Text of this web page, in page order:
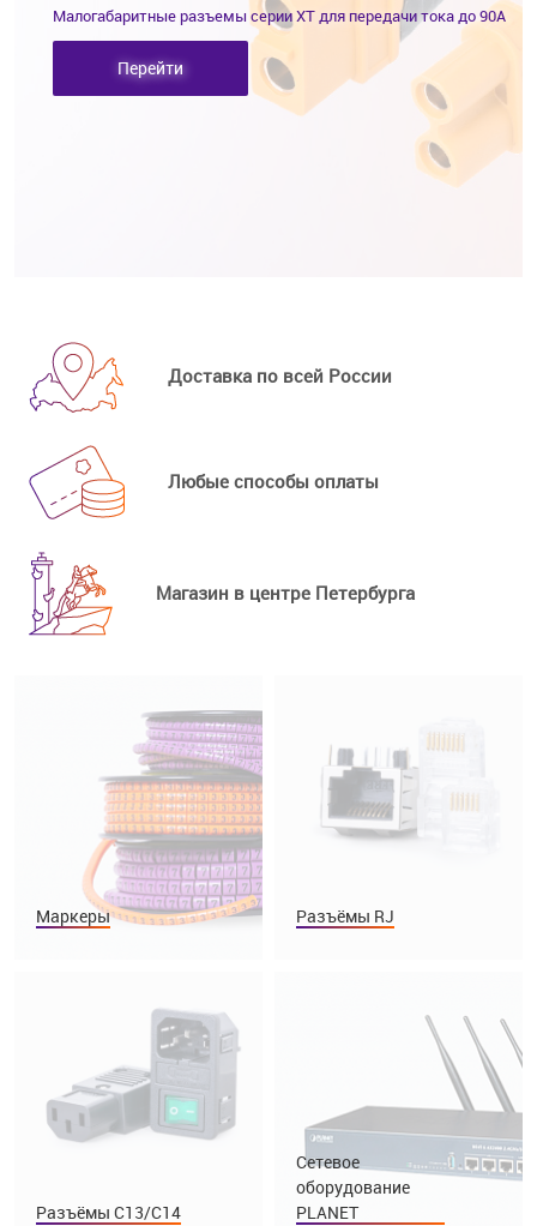
Малогабаритные разъемы серии XTдля передачи тока до 90А
Перейти
Доставка по всей России
Любые способы оплаты
Магазин в центре Петербурга
Маркеры Разъёмы RJ
Разъёмы C13/C14
Сетевое
оборудование
PLANET